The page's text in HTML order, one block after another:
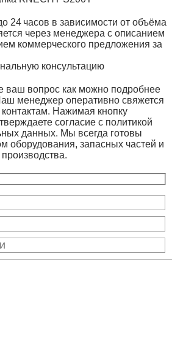
24 часов в зависимости от объёма
через менеджера с описанием
коммерческого предложения за
консультацию
ваш вопрос как можно подробнее
менеджер оперативно свяжется
Нажимая кнопку
согласие с политикой
данных. Мы всегда готовы
оборудования, запасных частей и